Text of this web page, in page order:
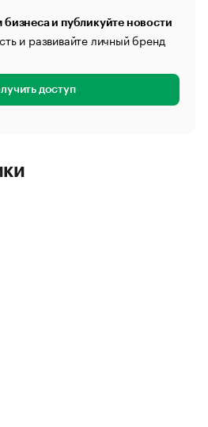
и публикуйте новости
и развивайте личный бренд
доступ